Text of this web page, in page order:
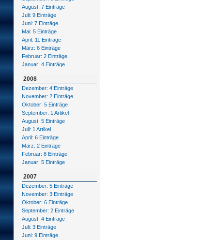
August: 7 Einträge
Juli: 9 Einträge
Juni: 7 Einträge
Mai: 5 Einträge
April: 11 Einträge
März: 6 Einträge
Februar: 2 Einträge
Januar: 4 Einträge
2008
Dezember: 4 Einträge
November: 2 Einträge
Oktober: 5 Einträge
September: 1 Artikel
August: 5 Einträge
Juli: 1 Artikel
April: 6 Einträge
März: 2 Einträge
Februar: 8 Einträge
Januar: 5 Einträge
2007
Dezember: 5 Einträge
November: 3 Einträge
Oktober: 6 Einträge
September: 2 Einträge
August: 4 Einträge
Juli: 3 Einträge
Juni: 9 Einträge